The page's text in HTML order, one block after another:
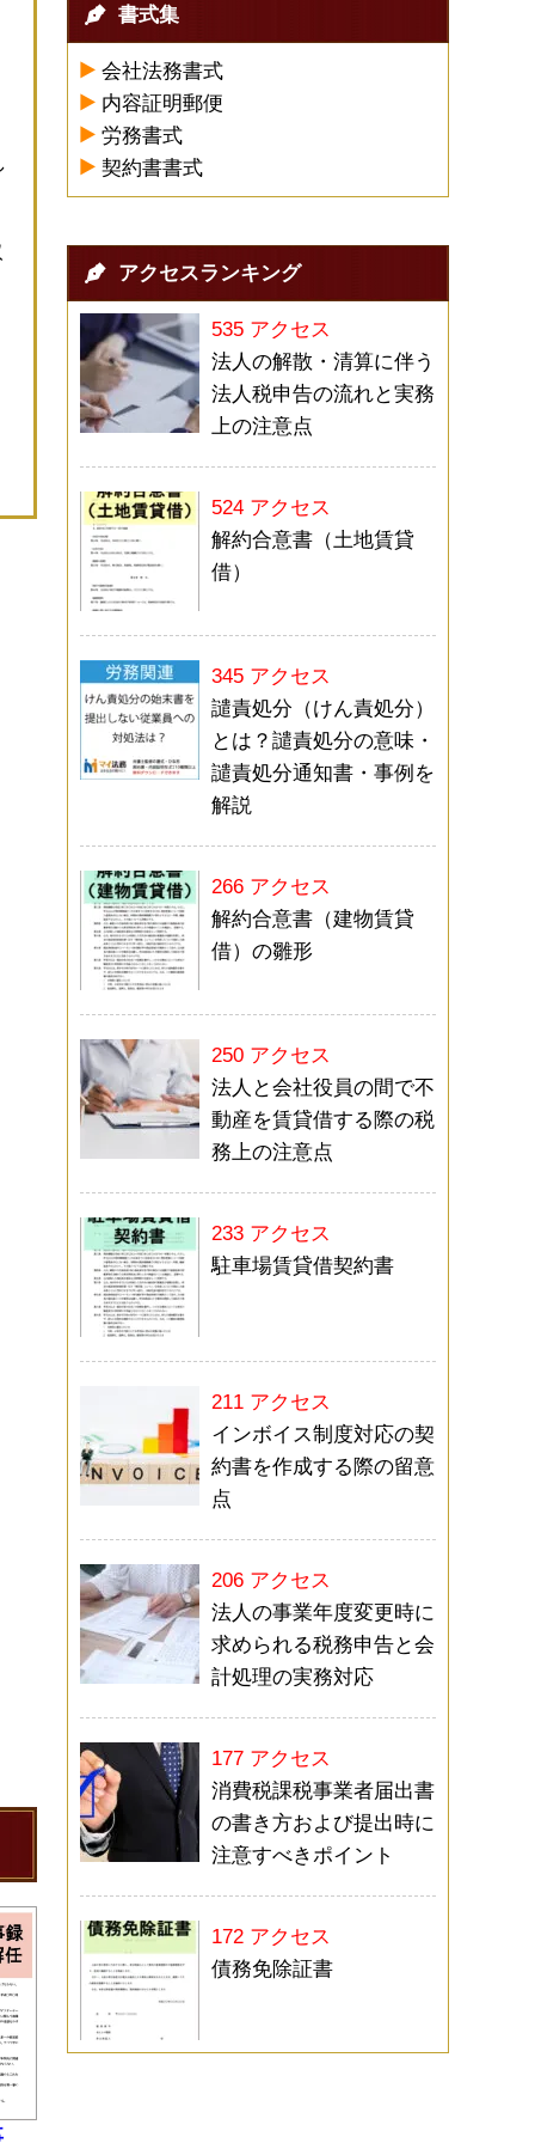
書式集
会社法務書式
内容証明郵便
労務書式
契約書書式
アクセスランキング
535 アクセス
法人の解散・清算に伴う
法人税申告の流れと実務
上の注意点
524 アクセス
解約合意書（土地賃貸
借）
345 アクセス
譴責処分（けん責処分）
とは？譴責処分の意味・
譴責処分通知書・事例を
解説
266 アクセス
解約合意書（建物賃貸
借）の雛形
250 アクセス
法人と会社役員の間で不
動産を賃貸借する際の税
務上の注意点
233 アクセス
駐車場賃貸借契約書
211 アクセス
インボイス制度対応の契
約書を作成する際の留意
点
206 アクセス
法人の事業年度変更時に
求められる税務申告と会
計処理の実務対応
177 アクセス
消費税課税事業者届出書
の書き方および提出時に
注意すべきポイント
172 アクセス
債務免除証書